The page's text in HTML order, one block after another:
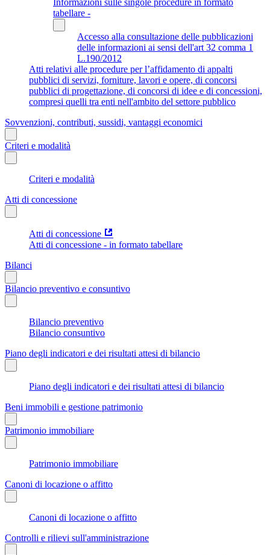
tabellare -
Accesso alla consultazione delle pubblicazioni
delle informazioni ai sensi dell'art 32 comma 1
L.190/2012
Atti relativi alle procedure per l’affidamento di appalti
pubblici di servizi, forniture, lavori e opere, di concorsi
pubblici di progettazione, di concorsi di idee e di concessioni,
compresi quelli tra enti nell'ambito del settore pubblico
Sovvenzioni, contributi, sussidi, vantaggi economici
Criteri e modalità
Criteri e modalità
Atti di concessione
Atti di concessione
Atti di concessione - in formato tabellare
Bilanci
Bilancio preventivo e consuntivo
Bilancio preventivo
Bilancio consuntivo
Piano degli indicatori e dei risultati attesi di bilancio
Piano degli indicatori e dei risultati attesi di bilancio
Beni immobili e gestione patrimonio
Patrimonio immobiliare
Patrimonio immobiliare
Canoni di locazione o affitto
Canoni di locazione o affitto
Controlli e rilievi sull'amministrazione